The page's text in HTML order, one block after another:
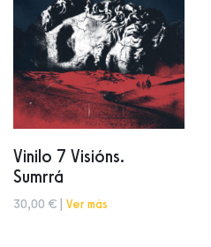
Vinilo 7 Visións.
Sumrrá
30,00 € | Ver más